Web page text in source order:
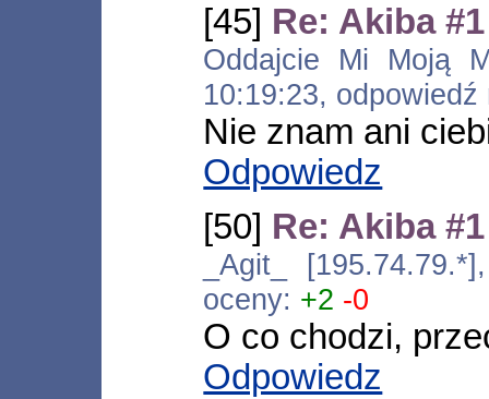
[45] Re: Akiba #1
Oddajcie Mi Moją
10:19:23,
Nie znam ani
Odpowiedz
[50] Re: Akiba #1
_Agit_
oceny: +2 -0
O co chodzi,
Odpowiedz